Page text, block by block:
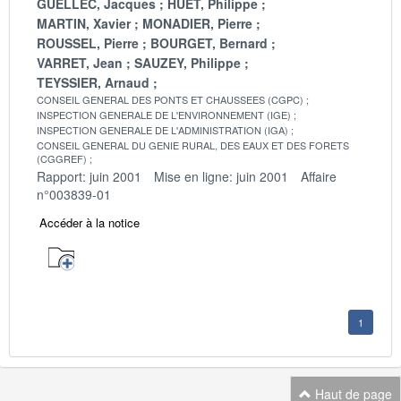
MARTIN, Xavier
MONADIER, Pierre
ROUSSEL, Pierre
BOURGET, Bernard
VARRET, Jean
SAUZEY, Philippe
TEYSSIER, Arnaud
CONSEIL GENERAL DES PONTS ET CHAUSSEES (CGPC)
INSPECTION GENERALE DE L'ENVIRONNEMENT (IGE)
INSPECTION GENERALE DE L'ADMINISTRATION (IGA)
CONSEIL GENERAL DU GENIE RURAL, DES EAUX ET DES FORETS
(CGGREF)
Rapport: juin 2001 Mise en ligne: juin 2001
Affaire
n°003839-01
Accéder à la notice
1
Haut de page